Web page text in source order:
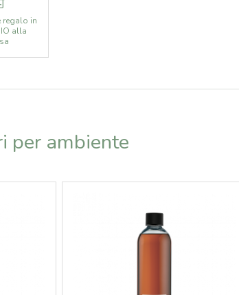
regalo in
alla
per ambiente